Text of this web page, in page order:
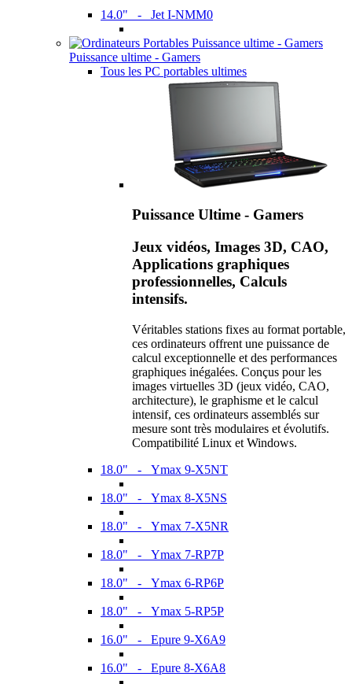
14.0" - Jet I-NMM0
Puissance ultime - Gamers
Tous les PC portables ultimes
Puissance Ultime - Gamers
Jeux vidéos, Images 3D, CAO,
Applications graphiques
professionnelles, Calculs
intensifs.
Véritables stations fixes au format portable,
ces ordinateurs offrent une puissance de
calcul exceptionnelle et des performances
graphiques inégalées. Conçus pour les
images virtuelles 3D (jeux vidéo, CAO,
architecture), le graphisme et le calcul
intensif, ces ordinateurs assemblés sur
mesure sont très modulaires et évolutifs.
Compatibilité Linux et Windows.
18.0" - Ymax 9-X5NT
18.0" - Ymax 8-X5NS
18.0" - Ymax 7-X5NR
18.0" - Ymax 7-RP7P
18.0" - Ymax 6-RP6P
18.0" - Ymax 5-RP5P
16.0" - Epure 9-X6A9
16.0" - Epure 8-X6A8